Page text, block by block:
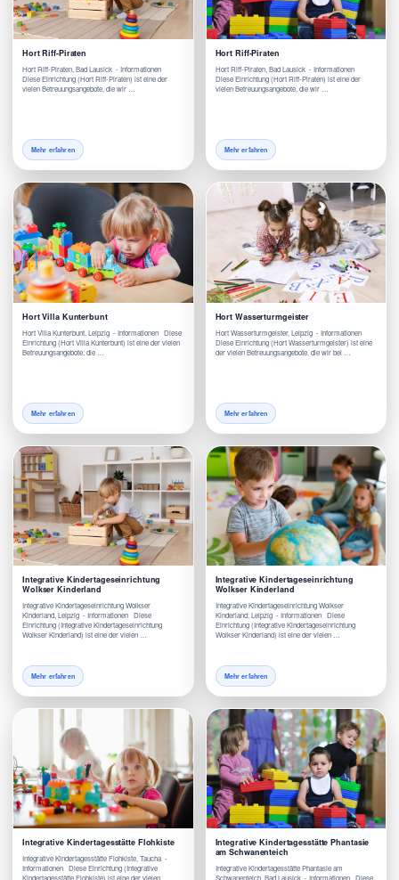
Hort Riff-Piraten
Hort Riff-Piraten, Bad Lausick - Informationen
Diese Einrichtung (Hort Riff-Piraten) ist eine der
vielen Betreuungsangebote, die wir …
Mehr erfahren
Hort Riff-Piraten
Hort Riff-Piraten, Bad Lausick - Informationen
Diese Einrichtung (Hort Riff-Piraten) ist eine der
vielen Betreuungsangebote, die wir …
Mehr erfahren
Hort Villa Kunterbunt
Hort Villa Kunterbunt, Leipzig - Informationen Diese
Einrichtung (Hort Villa Kunterbunt) ist eine der vielen
Betreuungsangebote, die …
Mehr erfahren
Hort Wasserturmgeister
Hort Wasserturmgeister, Leipzig - Informationen
Diese Einrichtung (Hort Wasserturmgeister) ist eine
der vielen Betreuungsangebote, die wir bei …
Mehr erfahren
Integrative Kindertageseinrichtung
Wolkser Kinderland
Integrative Kindertageseinrichtung Wolkser
Kinderland, Leipzig - Informationen Diese
Einrichtung (Integrative Kindertageseinrichtung
Wolkser Kinderland) ist eine der vielen …
Mehr erfahren
Integrative Kindertageseinrichtung
Wolkser Kinderland
Integrative Kindertageseinrichtung Wolkser
Kinderland, Leipzig - Informationen Diese
Einrichtung (Integrative Kindertageseinrichtung
Wolkser Kinderland) ist eine der vielen …
Mehr erfahren
Integrative Kindertagesstätte Flohkiste
Integrative Kindertagesstätte Flohkiste, Taucha -
Informationen Diese Einrichtung (Integrative
Integrative Kindertagesstätte Phantasie
am Schwanenteich
Integrative Kindertagesstätte Phantasie am